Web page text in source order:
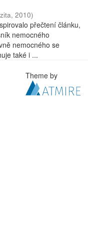
, 2010)
přečtení článku,
nemocného
nemocného se
také i ...
Theme by